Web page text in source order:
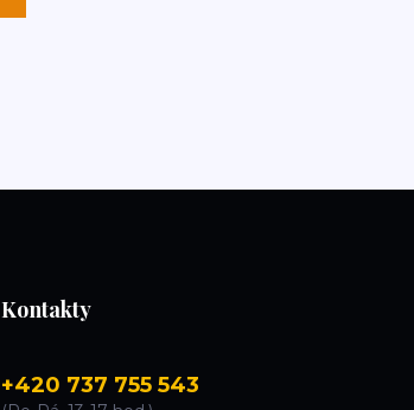
Kontakty
+420 737 755 543